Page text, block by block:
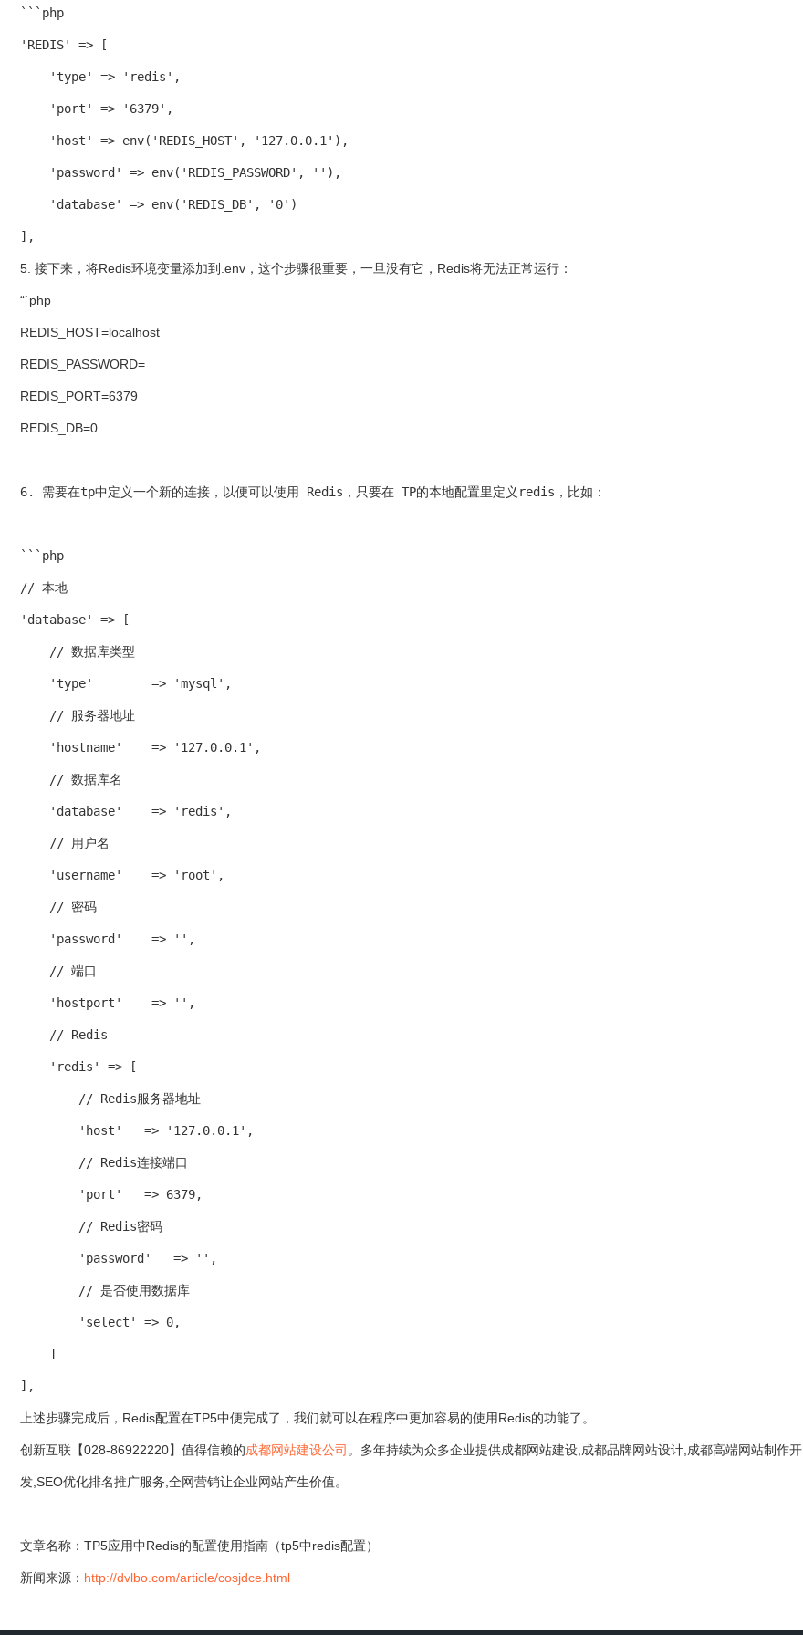
```php
'REDIS' => [
    'type' => 'redis',
    'port' => '6379',
    'host' => env('REDIS_HOST', '127.0.0.1'),
    'password' => env('REDIS_PASSWORD', ''),
    'database' => env('REDIS_DB', '0')
],
5. 接下来，将Redis环境变量添加到.env，这个步骤很重要，一旦没有它，Redis将无法正常运行：
“`php
REDIS_HOST=localhost
REDIS_PASSWORD=
REDIS_PORT=6379
REDIS_DB=0
6. 需要在tp中定义一个新的连接，以便可以使用 Redis，只要在 TP的本地配置里定义redis，比如：
```php
// 本地
'database' => [
    // 数据库类型
    'type'        => 'mysql',
    // 服务器地址
    'hostname'    => '127.0.0.1',
    // 数据库名
    'database'    => 'redis',
    // 用户名
    'username'    => 'root',
    // 密码
    'password'    => '',
    // 端口
    'hostport'    => '',
    // Redis
    'redis' => [
        // Redis服务器地址
        'host'   => '127.0.0.1',
        // Redis连接端口
        'port'   => 6379,
        // Redis密码
        'password'   => '',
        // 是否使用数据库
        'select' => 0,
    ]
],
上述步骤完成后，Redis配置在TP5中便完成了，我们就可以在程序中更加容易的使用Redis的功能了。
创新互联【028-86922220】值得信赖的成都网站建设公司 。多年持续为众多企业提供成都网站建设,成都品牌网站设计,成都高端网站制作开
发,SEO优化排名推广服务,全网营销让企业网站产生价值。
文章名称：TP5应用中Redis的配置使用指南（tp5中redis配置）
新闻来源： http://dvlbo.com/article/cosjdce.html